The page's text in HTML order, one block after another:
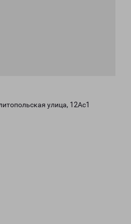
улица, 12Ас1